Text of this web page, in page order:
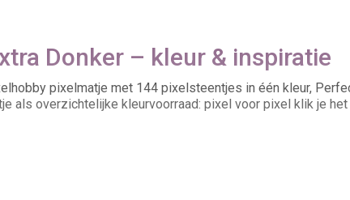
Donker – kleur & inspiratie
pixelmatje met 144 pixelsteentjes in één kleur,
als overzichtelijke kleurvoorraad: pixel voor pixel klik je